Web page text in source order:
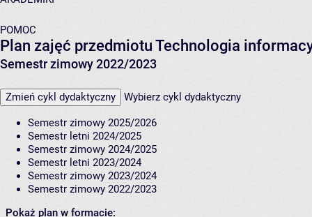
POMOC
Plan zajęć przedmiotu Technologia
Semestr zimowy 2022/2023
Zmień cykl dydaktyczny Wybierz cykl dydaktyczny
Semestr zimowy 2025/2026
Semestr letni 2024/2025
Semestr zimowy 2024/2025
Semestr letni 2023/2024
Semestr zimowy 2023/2024
Semestr zimowy 2022/2023
Pokaż plan w formacie: